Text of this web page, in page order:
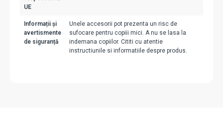
UE
Informații și
avertismente
de siguranță
Unele accesorii pot prezenta un risc de
sufocare pentru copiii mici. A nu se lasa la
indemana copiilor. Cititi cu atentie
instructiunile si informatiile despre produs.